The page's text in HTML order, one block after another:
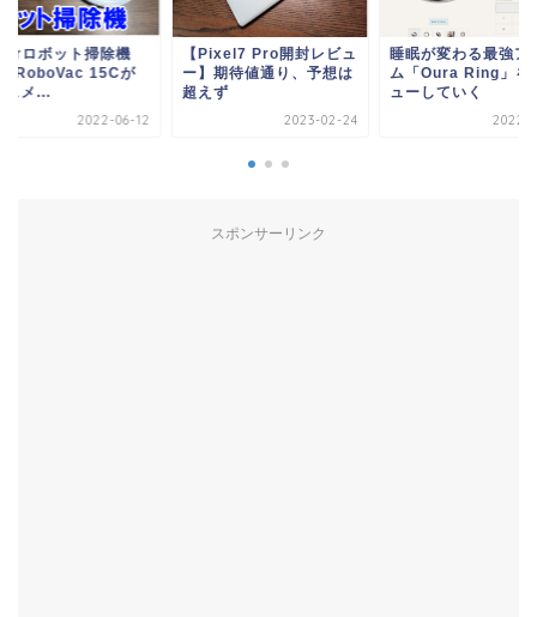
ロボット掃除機
RoboVac 15Cが
スメ...
2022-06-12
【Pixel7 Pro開封レビュ
ー】期待値通り、予想は
超えず
2023-02-24
睡眠が変わる最強ア
ム「Oura Ring」を
ューしていく
2022-
スポンサーリンク